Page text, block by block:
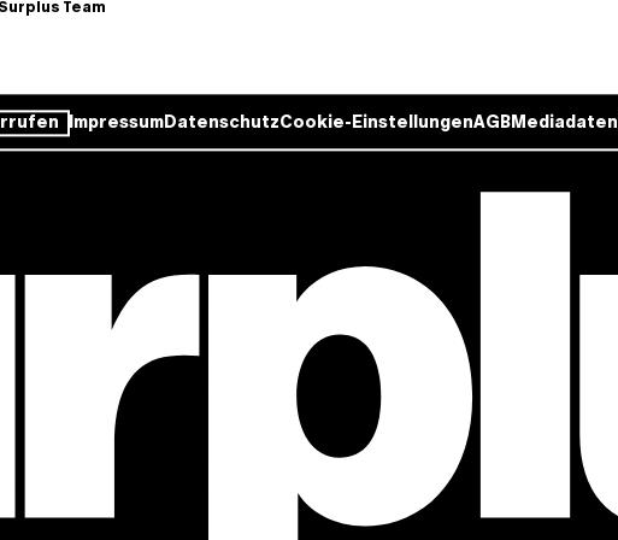
Team
ImpressumDatenschutzCookie-EinstellungenAGBMediadaten